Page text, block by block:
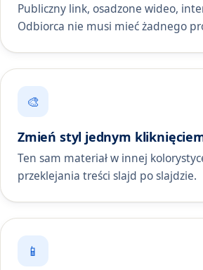
Publiczny link, osadzone wideo,
Odbiorca nie musi mieć żadnego
🎨
Zmień styl jednym
Ten sam materiał w innej
przeklejania treści slajd po slajdzie.
📱